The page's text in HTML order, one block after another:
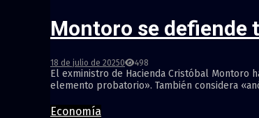
Montoro se defiende
18 de julio de 20250 498
El exministro de Hacienda Cristóbal Montoro
elemento probatorio». También considera
Economía